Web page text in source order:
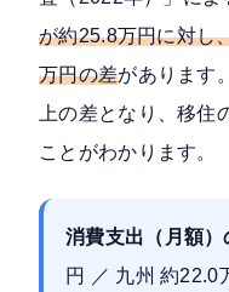
が約25.8万円に対し
万円の差があります
上の差となり、移住
ことがわかります。
消費支出（月額）
円 ／ 九州 約22.0